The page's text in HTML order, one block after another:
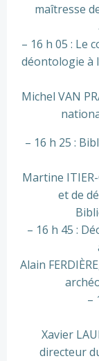
maîtresse
– 16 h 05 : Le
déontologie à
Michel VAN
– 16 h 25 :
Martine
et de
– 16 h 45 :
Alain
–
Xavier
directeur